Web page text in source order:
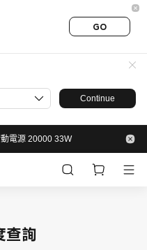
GO
Continue
電源 20000 33W
查詢